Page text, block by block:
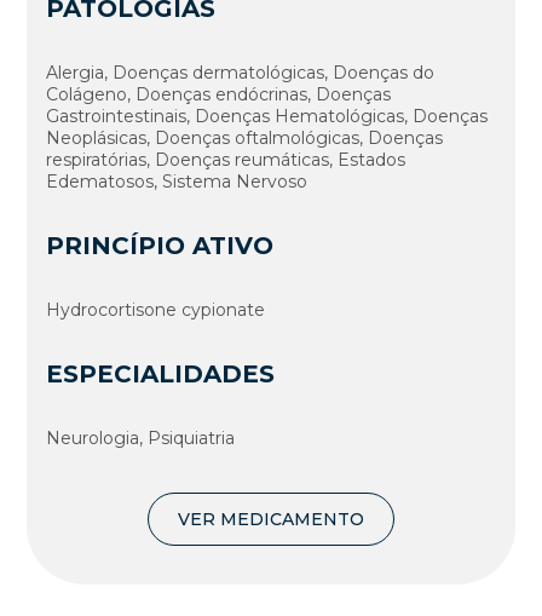
PATOLOGIAS
Alergia, Doenças dermatológicas, Doenças do
Colágeno, Doenças endócrinas, Doenças
Gastrointestinais, Doenças Hematológicas, Doenças
Neoplásicas, Doenças oftalmológicas, Doenças
respiratórias, Doenças reumáticas, Estados
Edematosos, Sistema Nervoso
PRINCÍPIO ATIVO
Hydrocortisone cypionate
ESPECIALIDADES
Neurologia, Psiquiatria
VER MEDICAMENTO